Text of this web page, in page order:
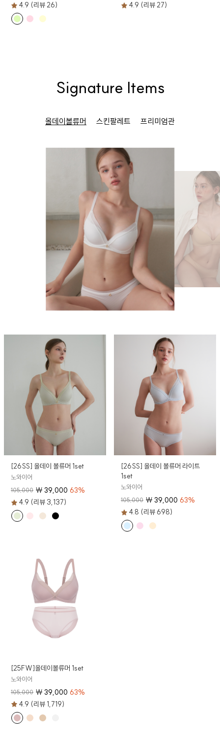
4.9 (리뷰 26)
4.9 (리뷰 27)
Signature Items
올데이볼류머 스킨팔레트 프리미엄관
[26SS] 올데이 볼류머 1set
노와이어
105,000 ₩39,000 63%
4.9 (리뷰 3,137)
[26SS] 올데이 볼류머 라이트
1set
노와이어
105,000 ₩39,000 63%
4.8 (리뷰 698)
[25FW]올데이볼류머 1set
노와이어
105,000 ₩39,000 63%
4.9 (리뷰 1,719)